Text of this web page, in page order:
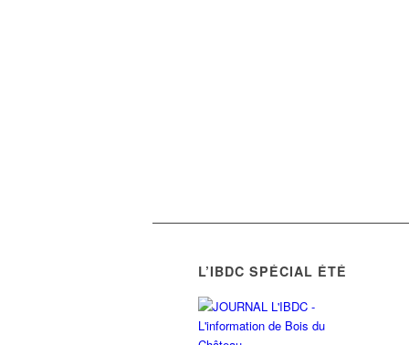
L’IBDC SPÉCIAL ÉTÉ